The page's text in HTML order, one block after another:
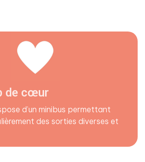
de cœur
d’un minibus permettant
des sorties diverses et